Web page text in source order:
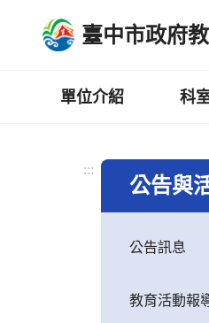
臺中市政府
單位介紹 科
:::
公告與
公告訊息
教育活動報